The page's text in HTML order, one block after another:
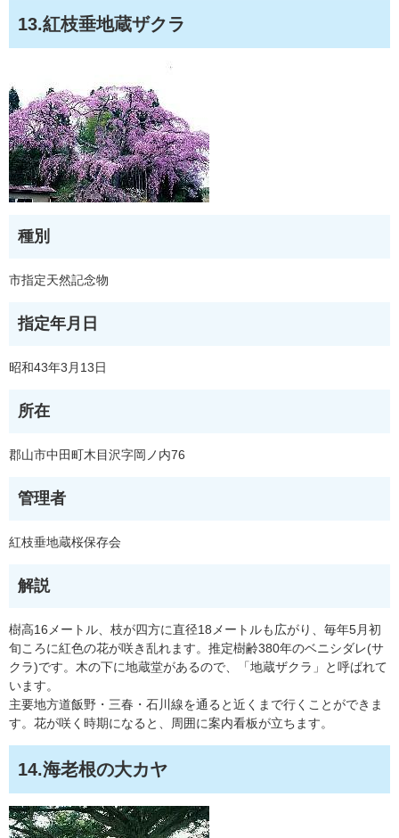
13.紅枝垂地蔵ザクラ
種別
市指定天然記念物
指定年月日
昭和43年3月13日
所在
郡山市中田町木目沢字岡ノ内76
管理者
紅枝垂地蔵桜保存会
解説
樹高16メートル、枝が四方に直径18メートルも広がり、毎年5月初
旬ころに紅色の花が咲き乱れます。推定樹齢380年のベニシダレ(サ
クラ)です。木の下に地蔵堂があるので、「地蔵ザクラ」と呼ばれて
います。
主要地方道飯野・三春・石川線を通ると近くまで行くことができま
す。花が咲く時期になると、周囲に案内看板が立ちます。
14.海老根の大カヤ